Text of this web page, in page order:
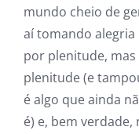
mundo cheio de
aí tomando alegria
por plenitude,
plenitude (e
é algo que ainda
é) e, bem